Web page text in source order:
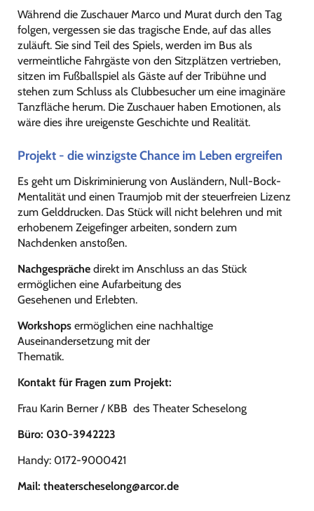
Während die Zuschauer Marco und Murat durch den Tag
folgen, vergessen sie das tragische Ende, auf das alles
zuläuft. Sie sind Teil des Spiels, werden im Bus als
vermeintliche Fahrgäste von den Sitzplätzen vertrieben,
sitzen im Fußballspiel als Gäste auf der Tribühne und
stehen zum Schluss als Clubbesucher um eine imaginäre
Tanzfläche herum. Die Zuschauer haben Emotionen, als
wäre dies ihre ureigenste Geschichte und Realität.
Projekt - die winzigste Chance im Leben ergreifen
Es geht um Diskriminierung von Ausländern, Null-Bock-
Mentalität und einen Traumjob mit der steuerfreien Lizenz
zum Gelddrucken. Das Stück will nicht belehren und mit
erhobenem Zeigefinger arbeiten, sondern zum
Nachdenken anstoßen.
Nachgespräche direkt im Anschluss an das Stück
ermöglichen eine Aufarbeitung des
Gesehenen und Erlebten.
Workshops ermöglichen eine nachhaltige
Auseinandersetzung mit der
Thematik.
Kontakt für Fragen zum Projekt:
Frau Karin Berner / KBB des Theater Scheselong
Büro: 030-3942223
Handy: 0172-9000421
Mail: theaterscheselong@arcor.de